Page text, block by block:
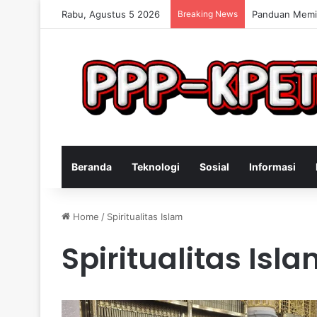
Rabu, Agustus 5 2026 Breaking News Keterampilan
Beranda Teknologi Sosial Informasi
Home / Spiritualitas Islam
Spiritualitas